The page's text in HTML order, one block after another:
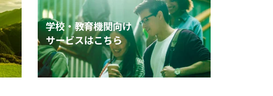
学校・教育機関向け
サービスはこちら